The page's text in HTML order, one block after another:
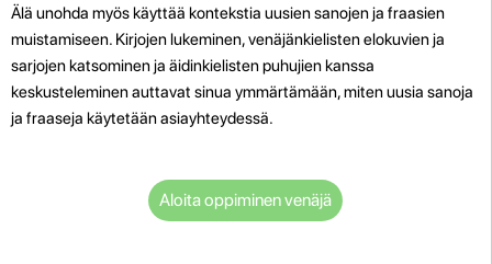
Älä unohda myös käyttää kontekstia uusien sanojen ja fraasien
muistamiseen. Kirjojen lukeminen, venäjänkielisten elokuvien ja
sarjojen katsominen ja äidinkielisten puhujien kanssa
keskusteleminen auttavat sinua ymmärtämään, miten uusia sanoja
ja fraaseja käytetään asiayhteydessä.
Aloita oppiminen venäjä